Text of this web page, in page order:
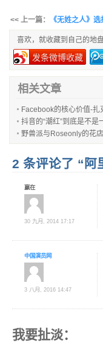
<< 上一篇： 《无姓之人》
喜欢，就收藏到自己的地盘
发条微博收藏
相关文章
Facebook的核心价值-扎
抖音的“潮红”到底是不是
野兽派与Roseonly的花
2 条评论了 “阿
赢在
30 九月, 2014 17:17
中国演员网
3 八月, 2016 14:47
我要扯淡：